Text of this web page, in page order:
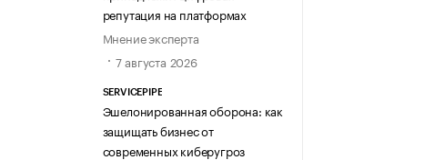
репутация на платформах
Мнение эксперта
7 августа 2026
SERVICEPIPE
Эшелонированная оборона: как
защищать бизнес от
современных киберугроз